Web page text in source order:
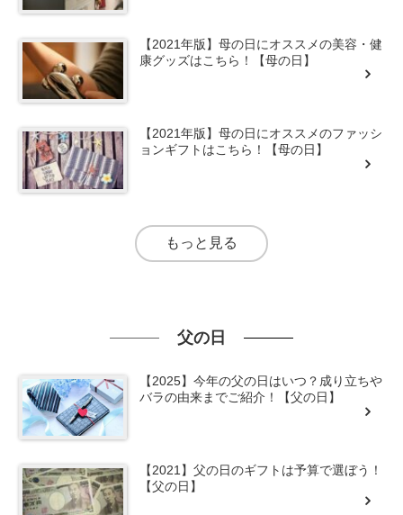
【2021年版】母の日にオススメの美容・健
康グッズはこちら！【母の日】
【2021年版】母の日にオススメのファッシ
ョンギフトはこちら！【母の日】
もっと見る
父の日
【2025】今年の父の日はいつ？成り立ちや
バラの由来までご紹介！【父の日】
【2021】父の日のギフトは予算で選ぼう！
【父の日】